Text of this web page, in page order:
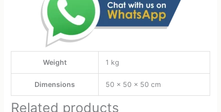
Weight 1 kg
Dimensions 50 × 50 × 50 cm
Related products